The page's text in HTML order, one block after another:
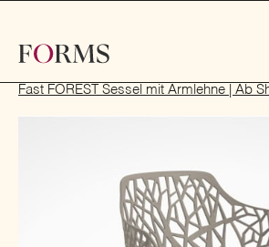
Fast FOREST Sessel mit Armlehne | Ab